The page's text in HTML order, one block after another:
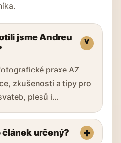
jsme Andreu
praxe AZ
zkušenosti a tipy pro
plesů i…
článek určený?